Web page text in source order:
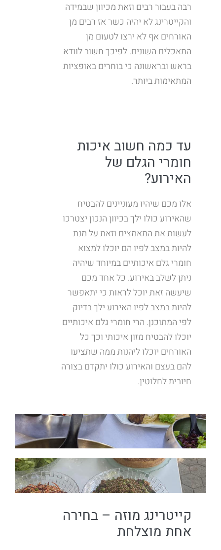
רבה בעבור רבים וזאת מכיוון שבמידה
והקייטרינג לא יהיה כשר אז רבים מן
האורחים אף לא ירצו לטעום מן
המאכלים השונים. לפיכך חשוב לוודא
בראש ובראשונה כי בוחרים באופציות
המתאימות ביותר.
עד כמה חשוב איכות
חומרי הגלם של
האירוע?
אלו מכם שיהיו מעוניינים להבטיח
שהאירוע כולו ילך בכיוון הנכון יצטרכו
לעשות את המאמצים וזאת על מנת
להיות במצב לפיו הם יוכלו למצוא
חומרי גלם איכותיים במיוחד שיהיה
ניתן לשלב באירוע. כל אחד מכם
שיעשה זאת יוכל לראות כי יתאפשר
להיות במצב לפיו האירוע ילך בדיוק
לפי המתוכנן. הרי חומרי גלם איכותיים
יוכלו להבטיח מזון איכותי וכך כל
האורחים יוכלו ליהנות ממה שתציעו
להם בעצם והאירוע כולו יתקדם בצורה
חיובית לחלוטין.
קייטרינג מוזה – בחירה
אחת מוצלחת